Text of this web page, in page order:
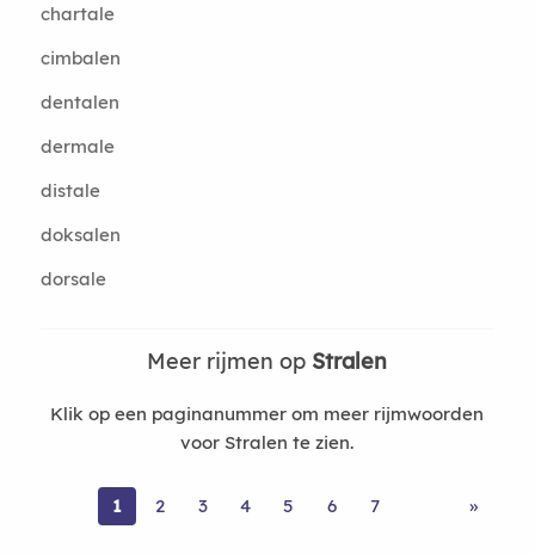
chartale
cimbalen
dentalen
dermale
distale
doksalen
dorsale
Meer rijmen op Stralen
Klik op een paginanummer om meer rijmwoorden
voor Stralen te zien.
1 2 3 4 5 6 7 »